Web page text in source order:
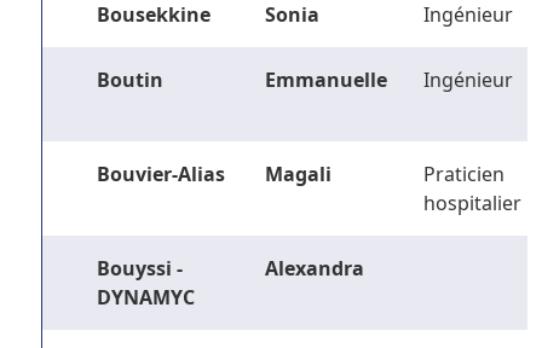
Bousekkine Sonia Ingénieur
Boutin Emmanuelle Ingénieur
Bouvier-Alias Magali
Praticien
hospitalier
Bouyssi -
DYNAMYC
Alexandra